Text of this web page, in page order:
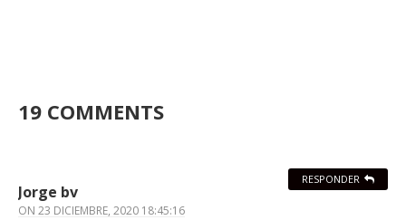
19 COMMENTS
Jorge bv
ON 23 DICIEMBRE, 2020 18:45:16
RESPONDER